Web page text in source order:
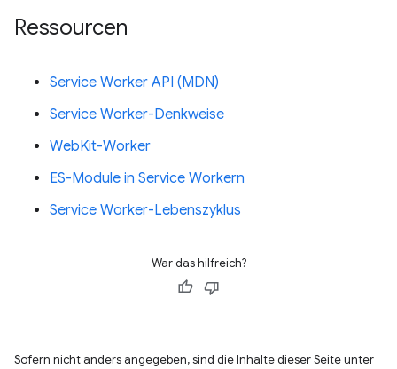
Ressourcen
Service Worker API (MDN)
Service Worker-Denkweise
WebKit-Worker
ES-Module in Service Workern
Service Worker-Lebenszyklus
War das hilfreich?
Sofern nicht anders angegeben, sind die Inhalte dieser Seite unter